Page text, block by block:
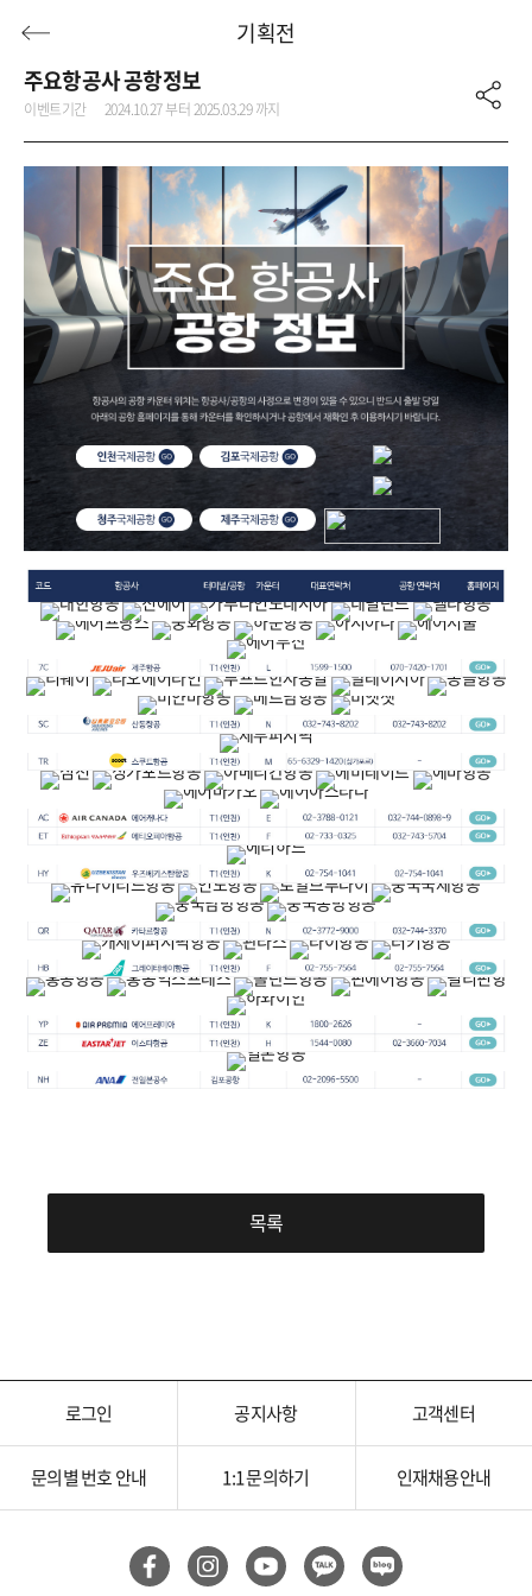
기획전/홈쇼핑 이벤트/혜택
여행혜택+
허니문 투어플랜/라이프 기업/단체
기획전
주요항공사 공항정보
이벤트기간 2024.10.27 부터 2025.03.29 까지
목록
로그인 공지사항 고객센터
문의별 번호 안내 1:1 문의하기 인재채용안내